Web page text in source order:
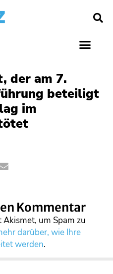
der am 7.
beteiligt
im
Kommentar
um Spam zu
darüber, wie Ihre
werden.